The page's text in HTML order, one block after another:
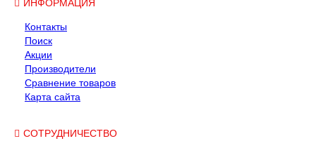
Контакты
Поиск
Акции
Производители
Сравнение товаров
Карта сайта
СОТРУДНИЧЕСТВО